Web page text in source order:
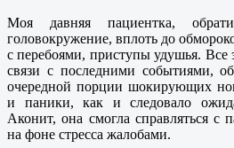
Моя давняя пациентка,
головокружение, вплоть до
с перебоями, приступы удушья.
связи с последними событиями,
очередной порции шокирующих
и паники, как и следовало
Аконит, она смогла справляться
на фоне стресса жалобами.